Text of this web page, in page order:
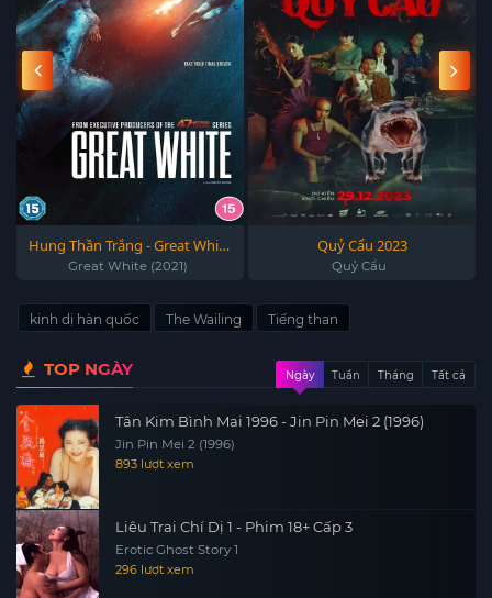
Hung Thần Trắng - Great White
(2021)
Great White (2021)
Quỷ Cẩu 2023
Quỷ Cẩu
kinh dị hàn quốc The Wailing Tiếng than
TOP NGÀY Ngày Tuần Tháng Tất cả
Tân Kim Bình Mai 1996 - Jin Pin Mei 2 (1996)
Jin Pin Mei 2 (1996)
893 lượt xem
Liêu Trai Chí Dị 1 - Phim 18+ Cấp 3
Erotic Ghost Story 1
296 lượt xem